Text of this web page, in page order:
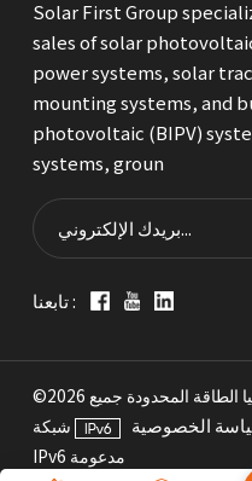
Solar First Group
sales of solar
power systems, solar
mounting systems, and
photovoltaic (BIPV)
systems, groun
تابعنا :
©2026 شركة سولار فيرست لتكنولوجيا الطاقة المحدودة جميع
الخصوصية
شبكة
IPv6 مدعومة